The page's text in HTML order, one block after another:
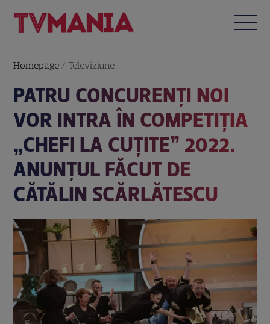
Homepage / Televiziune
PATRU CONCURENȚI NOI
VOR INTRA ÎN COMPETIȚIA
„CHEFI LA CUȚITE” 2022.
ANUNȚUL FĂCUT DE
CĂTĂLIN SCĂRLĂTESCU